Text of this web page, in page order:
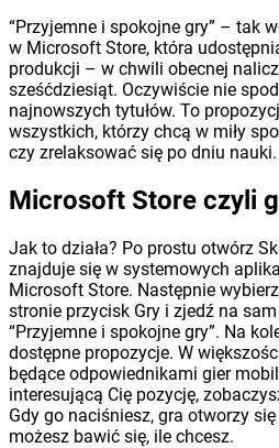
“Przyjemne i spokojne gry” – tak
w Microsoft Store, która
produkcji – w chwili obecnej
sześćdziesiąt. Oczywiście nie
najnowszych tytułów. To
wszystkich, którzy chcą w miły
czy zrelaksować się po dniu nauki.
Microsoft Store czyli
Jak to działa? Po prostu otwórz
znajduje się w systemowych
Microsoft Store. Następnie
stronie przycisk Gry i zjedź na
“Przyjemne i spokojne gry”. Na
dostępne propozycje. W
będące odpowiednikami gier
interesującą Cię pozycję,
Gdy go naciśniesz, gra otworzy
możesz bawić się, ile chcesz.